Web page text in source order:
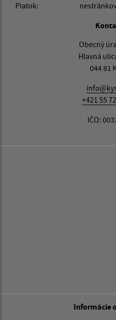
Piatok:
Obecný
Hlavná
044 81
+421 55
IČO:
Informácie